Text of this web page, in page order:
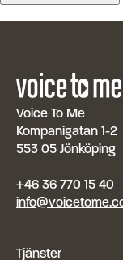
Voice To Me
Kompanigatan 1-2
553 05 Jönköping
+46 36 770 15 40
Tjänster